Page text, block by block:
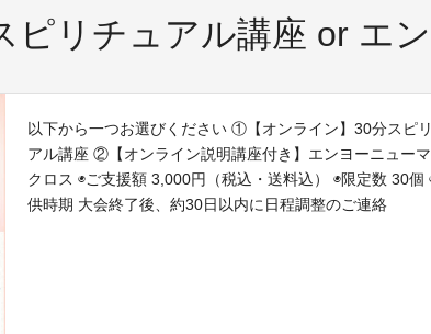
ピリチュアル講座 or エ
以下から一つお選びください ①【オンライン】30分スピ
アル講座 ②【オンライン説明講座付き】エンヨーニュー
クロス ◉ご支援額 3,000円（税込・送料込） ◉限定数 30個
供時期 大会終了後、約30日以内に日程調整のご連絡